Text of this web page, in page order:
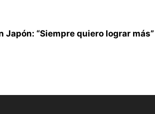
“Siempre quiero lograr más”